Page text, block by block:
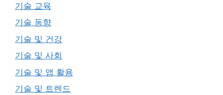
기술 교육
기술 동향
기술 및 건강
기술 및 사회
기술 및 앱 활용
기술 및 트렌드